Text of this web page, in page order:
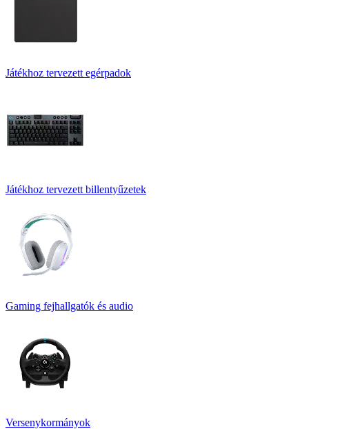
Játékhoz tervezett egérpadok
Játékhoz tervezett billentyűzetek
Gaming fejhallgatók és audio
Versenykormányok